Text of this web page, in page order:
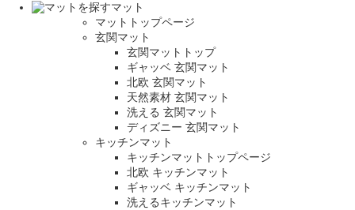
マット
マットトップページ
玄関マット
玄関マットトップ
ギャッベ 玄関マット
北欧 玄関マット
天然素材 玄関マット
洗える 玄関マット
ディズニー 玄関マット
キッチンマット
キッチンマットトップページ
北欧 キッチンマット
ギャッベ キッチンマット
洗えるキッチンマット